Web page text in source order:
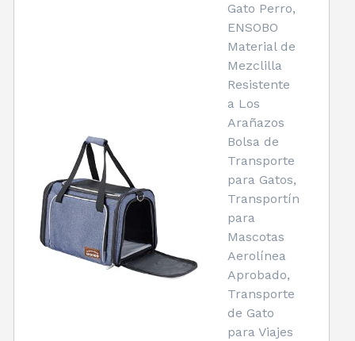
Gato Perro,
ENSOBO
Material de
Mezclilla
Resistente
a Los
Arañazos
Bolsa de
Transporte
para Gatos,
Transportín
para
Mascotas
Aerolínea
Aprobado,
Transporte
de Gato
para Viajes